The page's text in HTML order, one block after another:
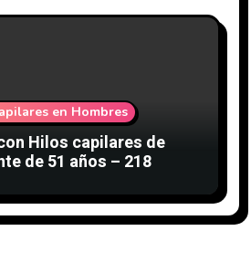
en Hombres
Hilos capilares de
de 51 años – 218